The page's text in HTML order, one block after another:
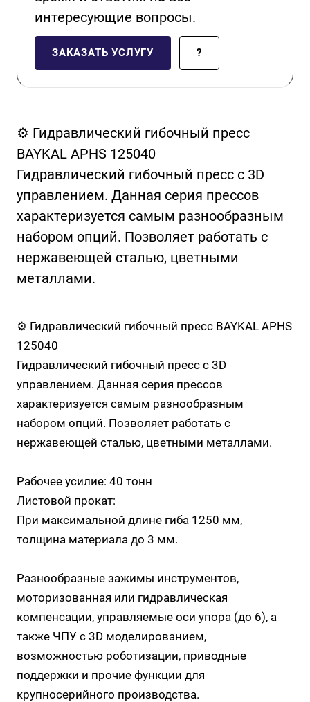
интересующие вопросы.
ЗАКАЗАТЬ УСЛУГУ ?
⚙️ Гидравлический гибочный пресс
BAYKAL APHS 125040
Гидравлический гибочный пресс с 3D
управлением. Данная серия прессов
характеризуется самым разнообразным
набором опций. Позволяет работать с
нержавеющей сталью, цветными
металлами.
⚙️ Гидравлический гибочный пресс BAYKAL APHS
125040
Гидравлический гибочный пресс с 3D
управлением. Данная серия прессов
характеризуется самым разнообразным
набором опций. Позволяет работать с
нержавеющей сталью, цветными металлами.
Рабочее усилие: 40 тонн
Листовой прокат:
При максимальной длине гиба 1250 мм,
толщина материала до 3 мм.
Разнообразные зажимы инструментов,
моторизованная или гидравлическая
компенсации, управляемые оси упора (до 6), а
также ЧПУ с 3D моделированием,
возможностью роботизации, приводные
поддержки и прочие функции для
крупносерийного производства.